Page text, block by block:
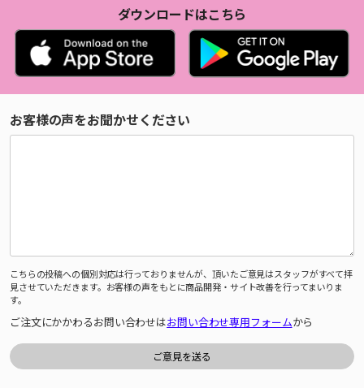
ダウンロードはこちら
お客様の声をお聞かせください
こちらの投稿への個別対応は行っておりませんが、頂いたご意見はスタッフがすべて拝
見させていただきます。お客様の声をもとに商品開発・サイト改善を行ってまいりま
す。
ご注文にかかわるお問い合わせはお問い合わせ専用フォームから